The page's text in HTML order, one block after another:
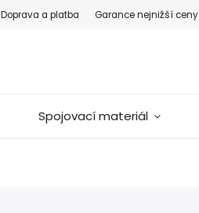
Doprava a platba Garance nejnižší ceny
Spojovací materiál